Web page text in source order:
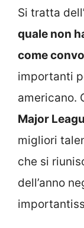
Si tratta dell’
quale non
come
importanti
americano.
Major
migliori
che si
dell’anno